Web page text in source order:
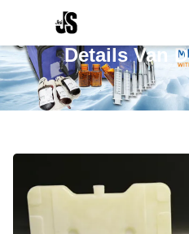
Details Van